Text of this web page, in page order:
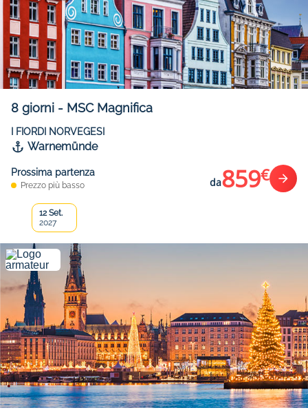
8 giorni - MSC Magnifica
I FIORDI NORVEGESI
Warnemünde
Prossima partenza
Prezzo più basso da859€
12 Set.
2027